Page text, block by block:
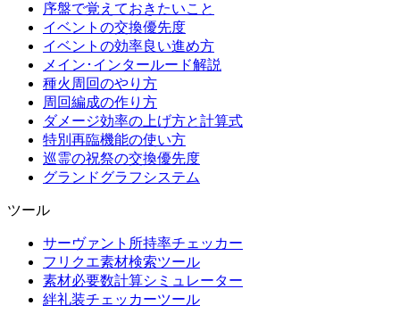
序盤で覚えておきたいこと
イベントの交換優先度
イベントの効率良い進め方
メイン･インタールード解説
種火周回のやり方
周回編成の作り方
ダメージ効率の上げ方と計算式
特別再臨機能の使い方
巡霊の祝祭の交換優先度
グランドグラフシステム
ツール
サーヴァント所持率チェッカー
フリクエ素材検索ツール
素材必要数計算シミュレーター
絆礼装チェッカーツール